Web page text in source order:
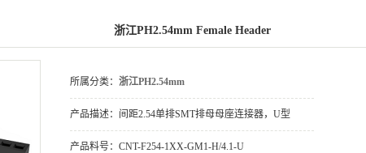
浙江PH2.54mm Female Header
所属分类： 浙江PH2.54mm
产品描述： 间距2.54单排SMT排母母座连接器，U型
产品料号： CNT-F254-1XX-GM1-H/4.1-U